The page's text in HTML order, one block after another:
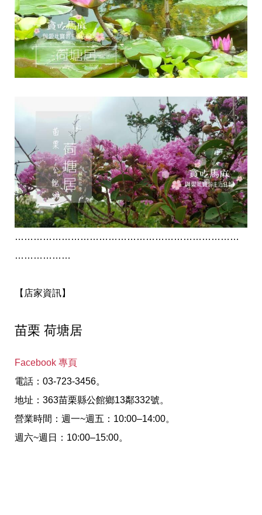
………………………………………………………………
………………
【店家資訊】
苗栗 荷塘居
Facebook 專頁
電話：03-723-3456。
地址：363苗栗縣公館鄉13鄰332號。
營業時間：週一~週五：10:00–14:00。
週六~週日：10:00–15:00。